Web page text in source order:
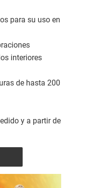
para su uso en
interiores
de hasta 200
y a partir de